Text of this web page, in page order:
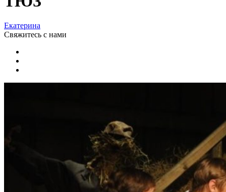
Екатерина
Свяжитесь с нами